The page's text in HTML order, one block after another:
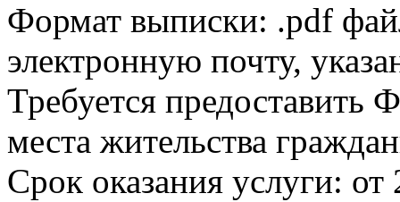
Формат выписки: .pdf
электронную почту,
Требуется
места жительства
Срок оказания услуги: от